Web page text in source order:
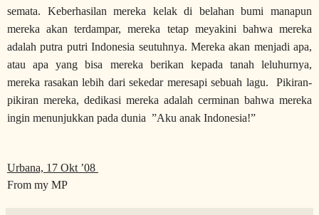
semata. Keberhasilan mereka kelak di belahan bumi manapun
mereka akan terdampar, mereka tetap meyakini bahwa mereka
adalah putra putri Indonesia seutuhnya. Mereka akan menjadi apa,
atau apa yang bisa mereka berikan kepada tanah leluhurnya,
mereka rasakan lebih dari sekedar meresapi sebuah lagu. Pikiran-
pikiran mereka, dedikasi mereka adalah cerminan bahwa mereka
ingin menunjukkan pada dunia ”Aku anak Indonesia!”
Urbana, 17 Okt ’08
From my MP